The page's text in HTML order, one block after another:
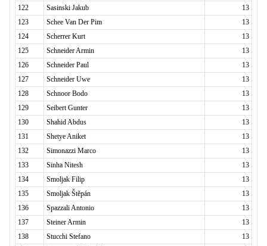
122
Sasinski Jakub
13
123
Schee Van Der Pim
13
124
Scherrer Kurt
13
125
Schneider Armin
13
126
Schneider Paul
13
127
Schneider Uwe
13
128
Schnoor Bodo
13
129
Seibert Gunter
13
130
Shahid Abdus
13
131
Shetye Aniket
13
132
Simonazzi Marco
13
133
Sinha Nitesh
13
134
Smoljak Filip
13
135
Smoljak Štěpán
13
136
Spazzali Antonio
13
137
Steiner Armin
13
138
Stucchi Stefano
13